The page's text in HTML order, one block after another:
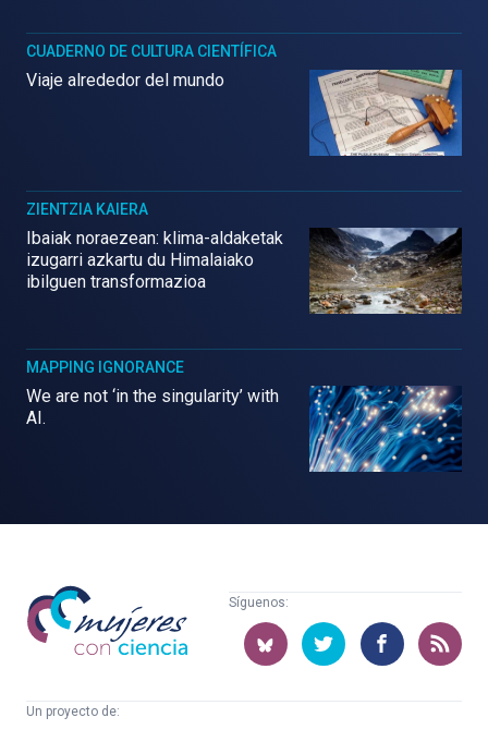
CUADERNO DE CULTURA CIENTÍFICA
Viaje alrededor del mundo
ZIENTZIA KAIERA
Ibaiak noraezean: klima-aldaketak
izugarri azkartu du Himalaiako
ibilguen transformazioa
MAPPING IGNORANCE
We are not ‘in the singularity’ with
AI.
Mujeres
con
ciencia
Síguenos:
Un proyecto de: